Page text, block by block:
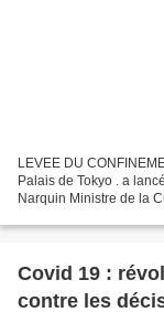
LEVEE DU
Palais de Tokyo . a
Narquin Ministre de la
Covid 19 :
contre les